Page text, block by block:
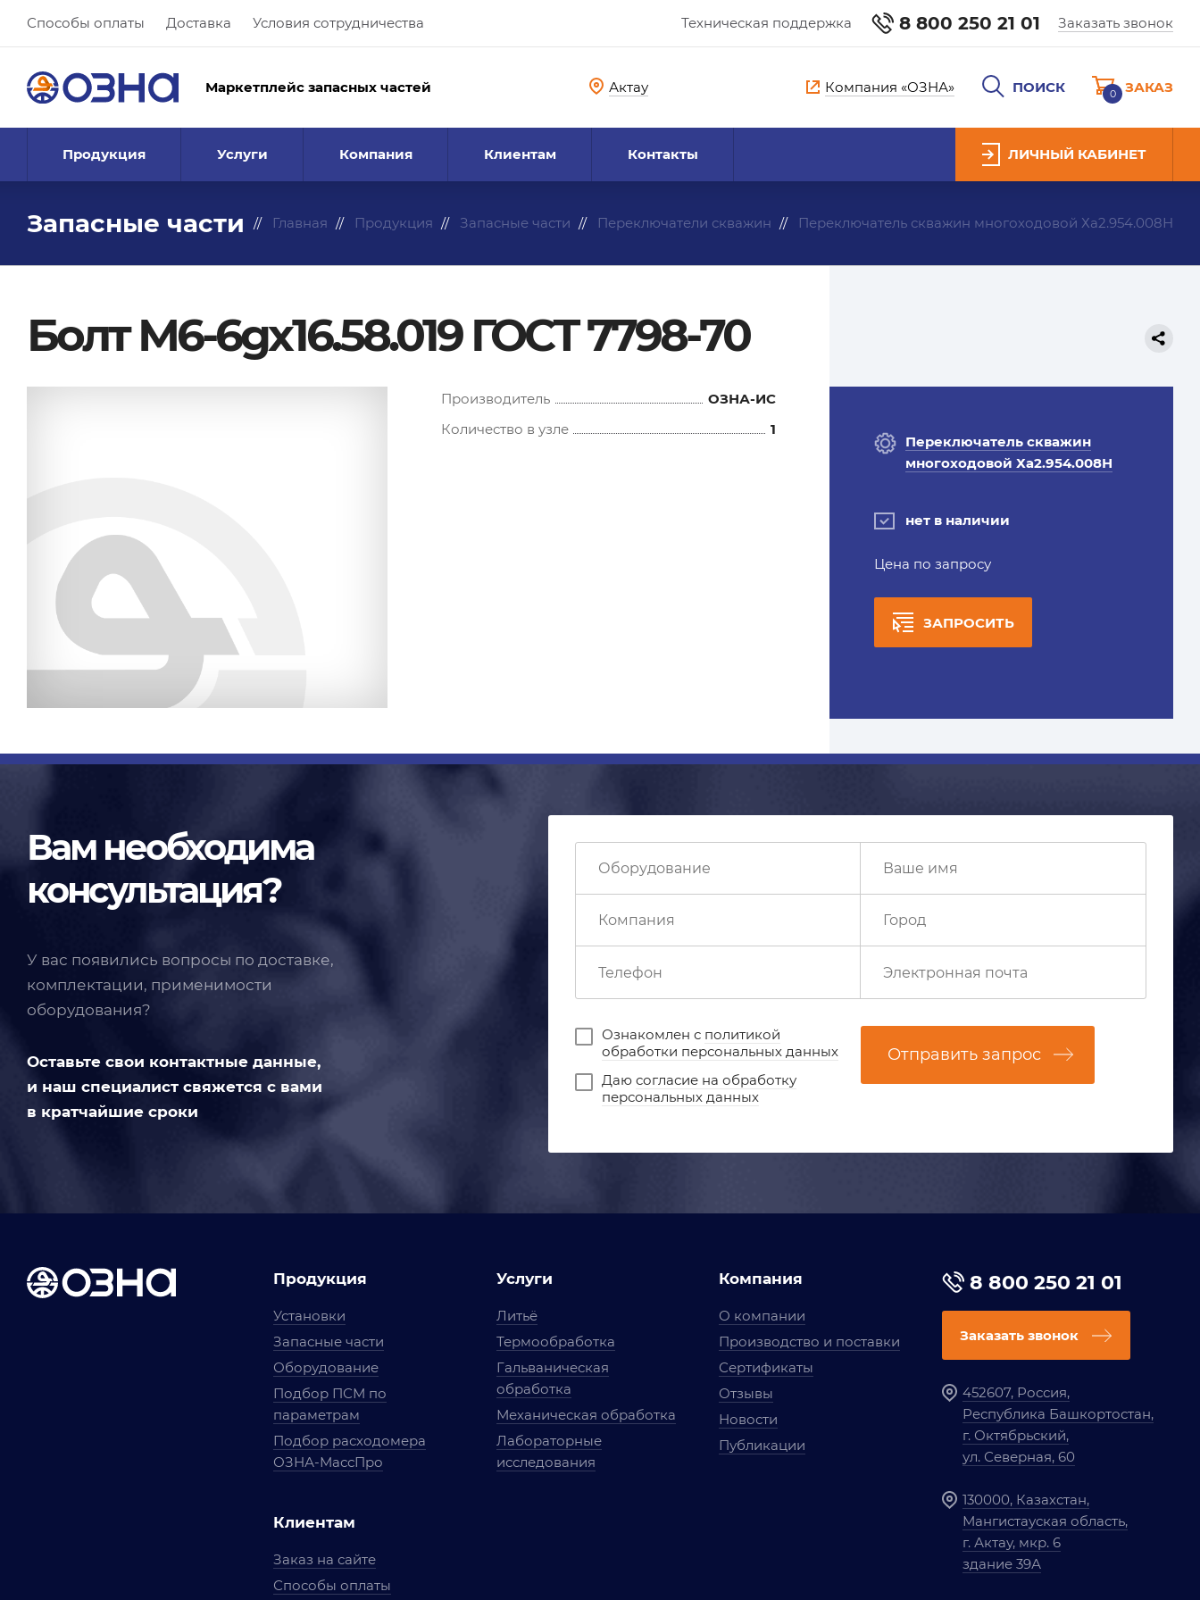
Способы оплаты Доставка Условия сотрудничества Техническая поддержка 8 800 250 21 01 Заказать звонок
Маркетплейс запасных частей Актау Компания «ОЗНА» ПОИСК 0 ЗАКАЗ
Продукция Услуги Компания Клиентам Контакты ЛИЧНЫЙ КАБИНЕТ
Запасные части Главная Продукция Запасные части Переключатели скважин Переключатель скважин многоходовой Ха2.954.008Н
Болт М6-6gx16.58.019 ГОСТ 7798-70
Производитель
ОЗНА-ИС
Количество в узле
1
Переключатель скважин
многоходовой Ха2.954.008Н
нет в наличии
Цена по запросу
ЗАПРОСИТЬ
Вам необходима
консультация?
У вас появились вопросы по доставке,
комплектации, применимости
оборудования?
Оставьте свои контактные данные,
и наш специалист свяжется с вами
в кратчайшие сроки
Ознакомлен с политикой
обработки персональных данных
Даю согласие на обработку
персональных данных
Отправить запрос
Продукция
Установки
Запасные части
Оборудование
Подбор ПСМ по
параметрам
Подбор расходомера
ОЗНА-МассПро
Клиентам
Заказ на сайте
Способы оплаты
Услуги
Литьё
Термообработка
Гальваническая
обработка
Механическая обработка
Лабораторные
исследования
Компания
О компании
Производство и поставки
Сертификаты
Отзывы
Новости
Публикации
8 800 250 21 01
Заказать звонок
452607, Россия,
Республика Башкортостан,
г. Октябрьский,
ул. Северная, 60
130000, Казахстан,
Мангистауская область,
г. Актау, мкр. 6
здание 39А